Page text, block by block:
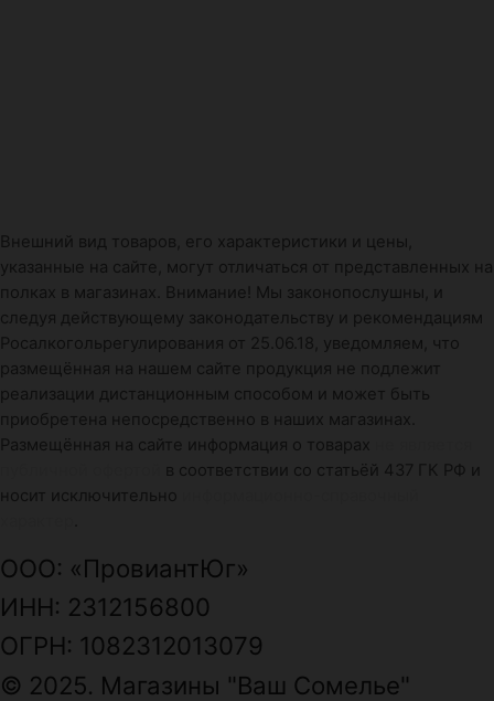
Внешний вид товаров, его характеристики и цены,
указанные на сайте, могут отличаться от представленных на
полках в магазинах. Внимание! Мы законопослушны, и
следуя действующему законодательству и рекомендациям
Росалкогольрегулирования от 25.06.18, уведомляем, что
размещённая на нашем сайте продукция не подлежит
реализации дистанционным способом и может быть
приобретена непосредственно в наших магазинах.
Размещённая на сайте информация о товарах
в соответствии со статьёй 437 ГК РФ и
носит исключительно
ООО: «ПровиантЮг»
ИНН: 2312156800
ОГРН: 1082312013079
© 2025. Магазины "Ваш Сомелье"